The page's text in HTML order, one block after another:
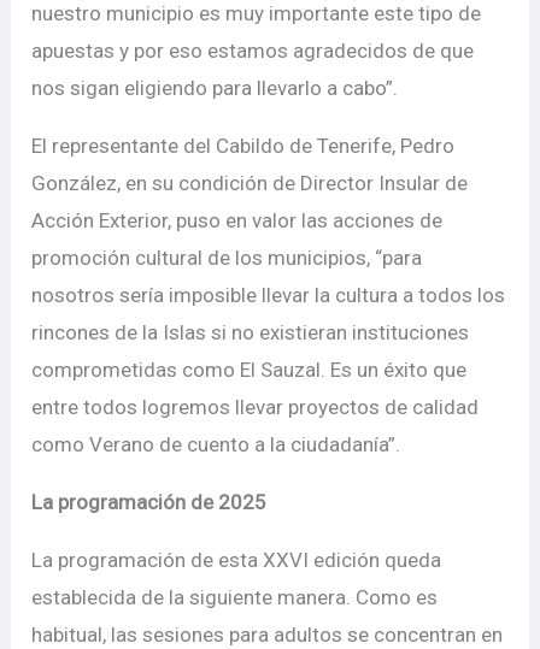
nuestro municipio es muy importante este tipo de
apuestas y por eso estamos agradecidos de que
nos sigan eligiendo para llevarlo a cabo”.
El representante del Cabildo de Tenerife, Pedro
González, en su condición de Director Insular de
Acción Exterior, puso en valor las acciones de
promoción cultural de los municipios, “para
nosotros sería imposible llevar la cultura a todos los
rincones de la Islas si no existieran instituciones
comprometidas como El Sauzal. Es un éxito que
entre todos logremos llevar proyectos de calidad
como Verano de cuento a la ciudadanía”.
La programación de 2025
La programación de esta XXVI edición queda
establecida de la siguiente manera. Como es
habitual, las sesiones para adultos se concentran en